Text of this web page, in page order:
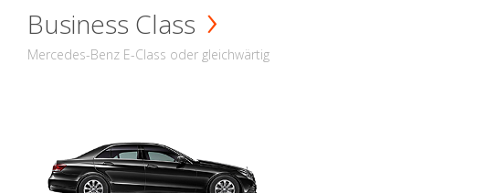
Business Class
Mercedes-Benz E-Class oder gleichwärtig